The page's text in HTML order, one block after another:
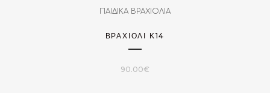
ΠΑΙΔΙΚΑ ΒΡΑΧΙΟΛΙΑ
ΒΡΑΧΙΌΛΙ Κ14
90.00€